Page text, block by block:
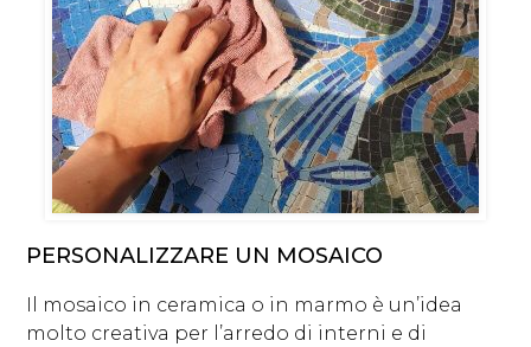
PERSONALIZZARE UN MOSAICO
Il mosaico in ceramica o in marmo è un’idea
molto creativa per l’arredo di interni e di